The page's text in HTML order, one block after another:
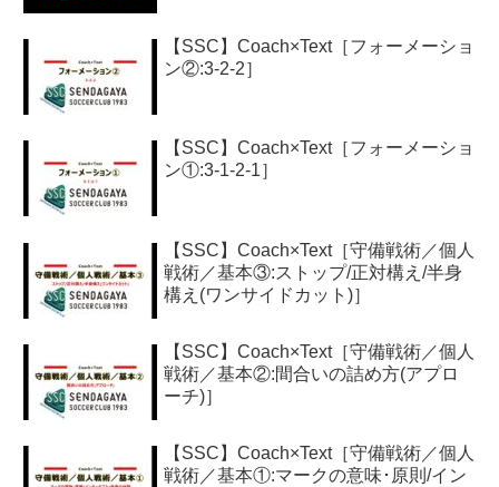
【SSC】Coach×Text［フォーメーショ
ン②:3-2-2］
【SSC】Coach×Text［フォーメーショ
ン①:3-1-2-1］
【SSC】Coach×Text［守備戦術／個人
戦術／基本③:ストップ/正対構え/半身
構え(ワンサイドカット)］
【SSC】Coach×Text［守備戦術／個人
戦術／基本②:間合いの詰め方(アプロ
ーチ)］
【SSC】Coach×Text［守備戦術／個人
戦術／基本①:マークの意味･原則/イン